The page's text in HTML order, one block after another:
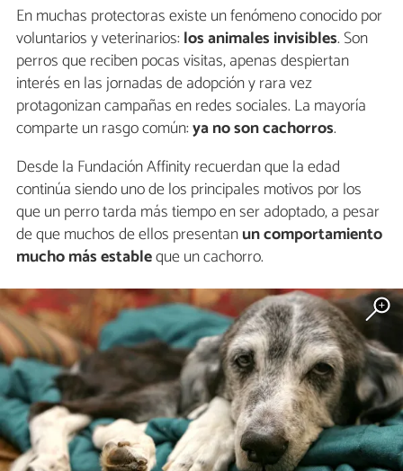
En muchas protectoras existe un fenómeno conocido por
voluntarios y veterinarios:los animales invisibles. Son
perros que reciben pocas visitas, apenas despiertan
interés en las jornadas de adopción y rara vez
protagonizan campañas en redes sociales. La mayoría
comparte un rasgo común:ya no son cachorros.
Desde la Fundación Affinity recuerdan que la edad
continúa siendo uno de los principales motivos por los
que un perro tarda más tiempo en ser adoptado, a pesar
de que muchos de ellos presentanun comportamiento
mucho más estableque un cachorro.